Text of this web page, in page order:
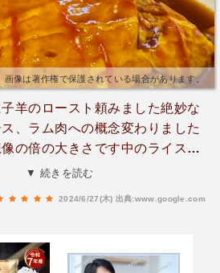
画像は著作権で保護されている場合があります。
羊のロースト頼みました絶妙な
、ラム肉への概念変わりました
の倍の大きさです中のライスは
ト風で食が進みます全てにおいて
▼ 続きを読む
2024/6/27(木) 出典:www.google.com